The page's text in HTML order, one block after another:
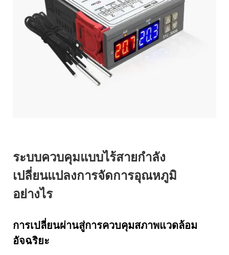
ระบบควบคุมแบบไร้สายกำลัง
เปลี่ยนแปลงการจัดการอุณหภูมิ
อย่างไร
การเปลี่ยนผ่านสู่การควบคุมสภาพแวดล้อม
อัจฉริยะ